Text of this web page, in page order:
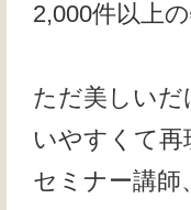
2,000件以上
ただ美しいだ
いやすくて再
セミナー講師